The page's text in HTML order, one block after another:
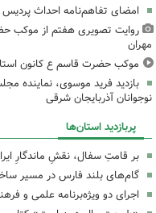
امضای تفاهم‌نامه احداث
روایت تصویری هفتم از موکب
مهران
موکب حضرت قاسم ع کانون
بازدید فرید موسوی، نماینده
نوجوانان آذربایجان شرقی
پربازدید استان‌ها
بر قامتِ سفال، نقشِ ماندگارِ
گام‌های بلند فارس در مسیر
اجرای دو ویژه‌برنامه علمی و